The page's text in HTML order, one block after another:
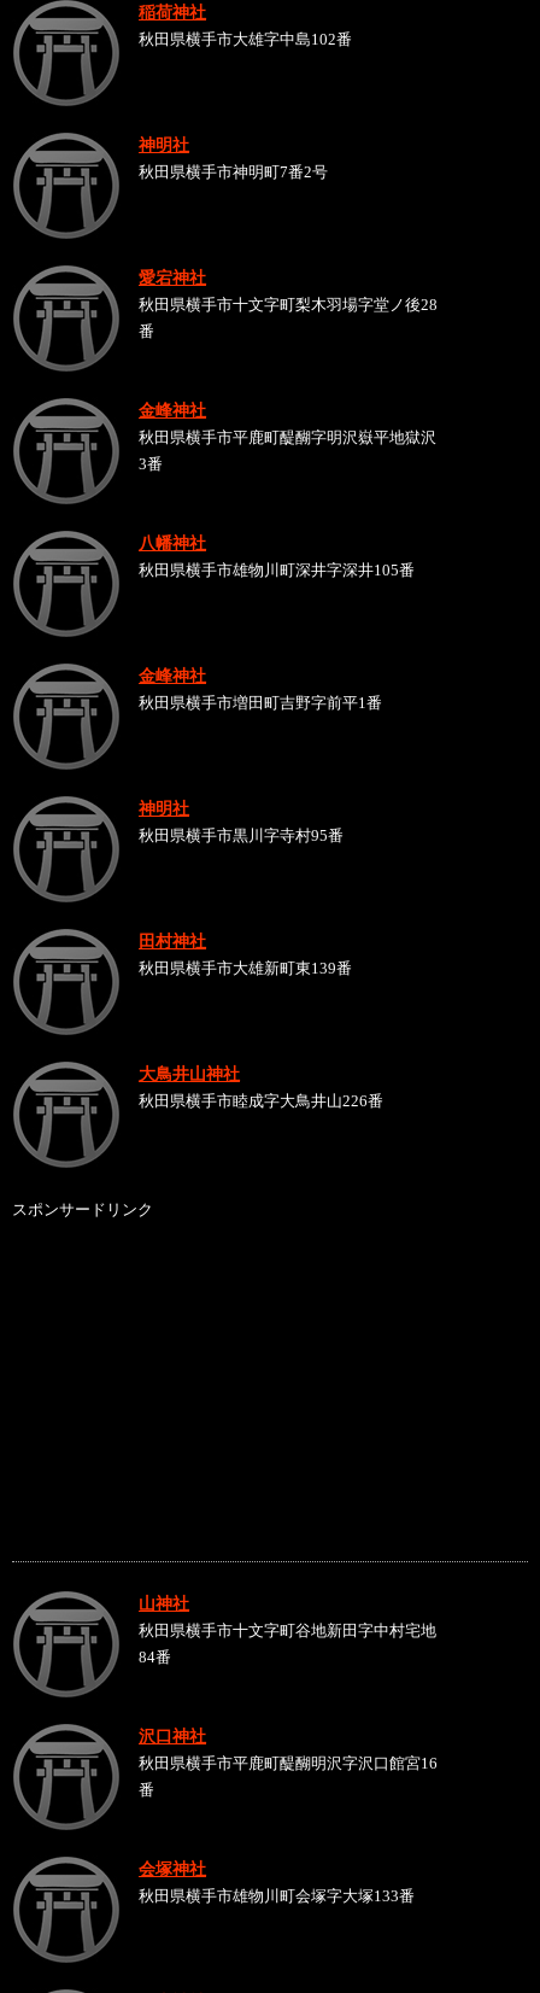
稲荷神社
秋田県横手市大雄字中島102番
神明社
秋田県横手市神明町7番2号
愛宕神社
秋田県横手市十文字町梨木羽場字堂ノ後28
番
金峰神社
秋田県横手市平鹿町醍醐字明沢嶽平地獄沢
3番
八幡神社
秋田県横手市雄物川町深井字深井105番
金峰神社
秋田県横手市増田町吉野字前平1番
神明社
秋田県横手市黒川字寺村95番
田村神社
秋田県横手市大雄新町東139番
大鳥井山神社
秋田県横手市睦成字大鳥井山226番
スポンサードリンク
山神社
秋田県横手市十文字町谷地新田字中村宅地
84番
沢口神社
秋田県横手市平鹿町醍醐明沢字沢口館宮16
番
会塚神社
秋田県横手市雄物川町会塚字大塚133番